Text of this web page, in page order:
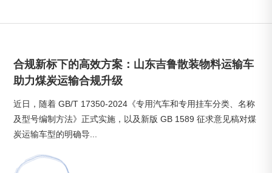
合规新标下的高效方案：山东吉鲁散装物料运输车
助力煤炭运输合规升级
近日，随着 GB/T 17350-2024《专用汽车和专用挂车分类、名称
及型号编制方法》正式实施，以及新版 GB 1589 征求意见稿对煤
炭运输车型的明确导...